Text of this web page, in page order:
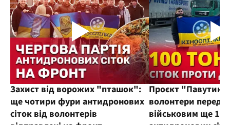
Захист від ворожих "пташок":
ще чотири фури антидронових
сіток від волонтерів
Проєкт
волонтери
військовим ще